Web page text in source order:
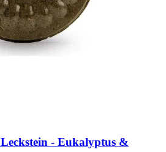
Leckstein -​ Eukalyptus &